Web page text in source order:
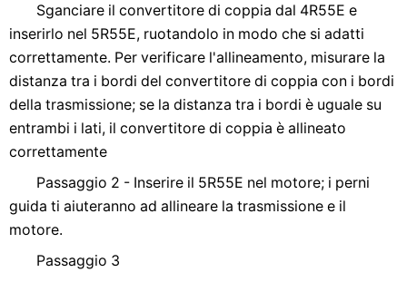
Sganciare il convertitore di coppia dal 4R55E e
inserirlo nel 5R55E, ruotandolo in modo che si adatti
correttamente. Per verificare l'allineamento, misurare la
distanza tra i bordi del convertitore di coppia con i bordi
della trasmissione; se la distanza tra i bordi è uguale su
entrambi i lati, il convertitore di coppia è allineato
correttamente
Passaggio 2 - Inserire il 5R55E nel motore; i perni
guida ti aiuteranno ad allineare la trasmissione e il
motore.
Passaggio 3